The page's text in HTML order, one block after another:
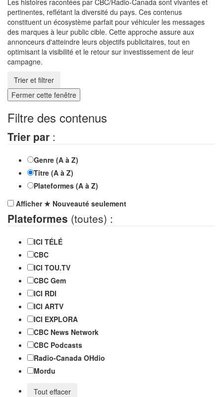
Les histoires racontées par CBC/Radio-Canada sont vivantes et
pertinentes, reflétant la diversité du pays. Ces contenus
constituent un écosystème parfait pour véhiculer les messages
des marques à leur public cible. Cette approche assure aux
annonceurs d'atteindre leurs objectifs publicitaires, tout en
optimisant la visibilité et le retour sur investissement de leur
campagne.
Trier et filtrer
Fermer cette fenêtre
Filtre des contenus
Trier par :
Genre (A à Z)
Titre (A à Z)
Plateformes (A à Z)
Afficher★ Nouveauté seulement
Plateformes (toutes) :
ICI TÉLÉ
CBC
ICI TOU.TV
CBC Gem
ICI RDI
ICI ARTV
ICI EXPLORA
CBC News Network
CBC Podcasts
Radio-Canada OHdio
Mordu
Tout effacer